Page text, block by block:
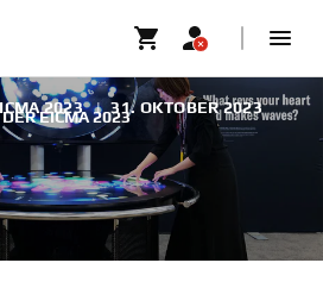
EICMA 2023
2023 | 31. OKTOBER 2023